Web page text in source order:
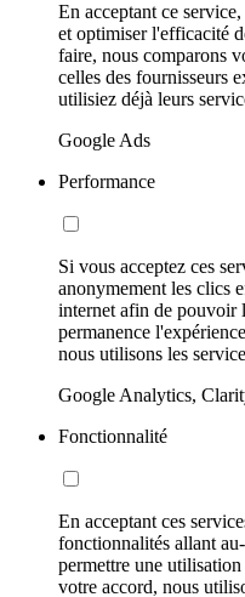
En acceptant ce
et optimiser l'efficacité
faire, nous comparons
celles des fournisseurs
utilisiez déjà leurs
Google Ads
Performance
Si vous acceptez ces
anonymement les clics
internet afin de pouvoir
permanence
nous utilisons les
Google Analytics,
Fonctionnalité
En acceptant ces
fonctionnalités allant
permettre une
votre accord, nous